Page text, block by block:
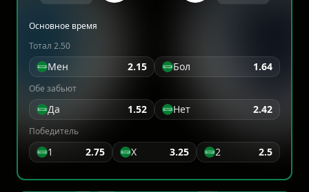
Основное время
Тотал 2.50
Мен 2.15 Бол 1.64
Обе забьют
Да 1.52 Нет 2.42
Победитель
1 2.75 X 3.25 2 2.5